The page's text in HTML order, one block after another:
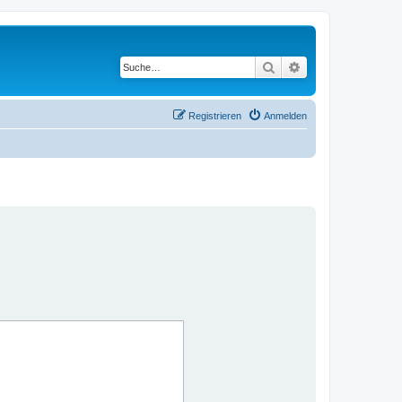
Suche
Anmelden
Registrieren